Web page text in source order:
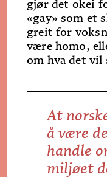
gjør det okei
«gay» som et
greit for
være homo,
om hva det vil
At
å være
handle
miljøet